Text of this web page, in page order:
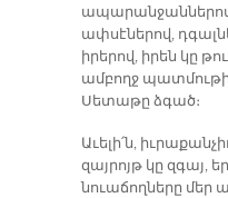
ափսէներով,
իրերով, իրեն կը
ամբողջ
Սետաթը ձգած։
Աւելի՛ն,
զայրոյթ կը զգայ,
նուաճողները մեր